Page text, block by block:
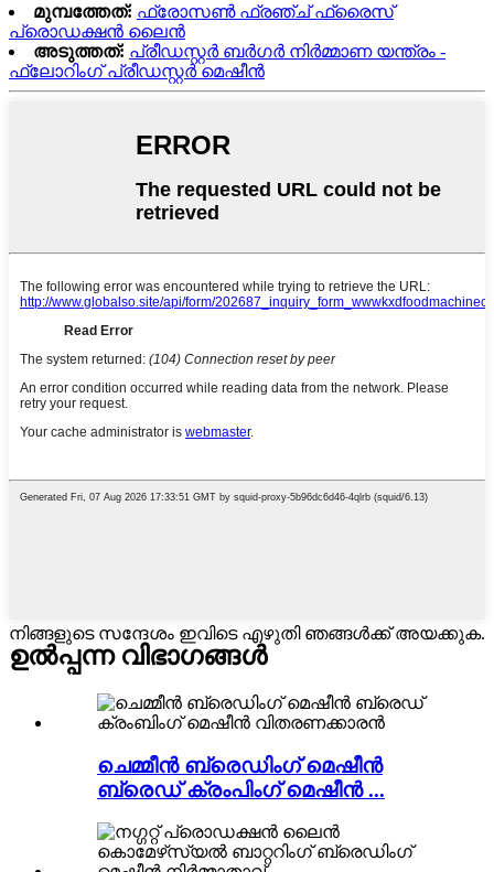
മുമ്പത്തേത്: ഫ്രോസൺ ഫ്രഞ്ച് ഫ്രൈസ്
പ്രൊഡക്ഷൻ ലൈൻ
അടുത്തത്: പ്രീഡസ്റ്റർ ബർഗർ നിർമ്മാണ യന്ത്രം -
ഫ്ലോറിംഗ് പ്രീഡസ്റ്റർ മെഷീൻ
നിങ്ങളുടെ സന്ദേശം ഇവിടെ എഴുതി ഞങ്ങൾക്ക് അയക്കുക.
ഉൽപ്പന്ന വിഭാഗങ്ങൾ
ചെമ്മീൻ ബ്രെഡിംഗ് മെഷീൻ
ബ്രെഡ് ക്രംപിംഗ് മെഷീൻ ...